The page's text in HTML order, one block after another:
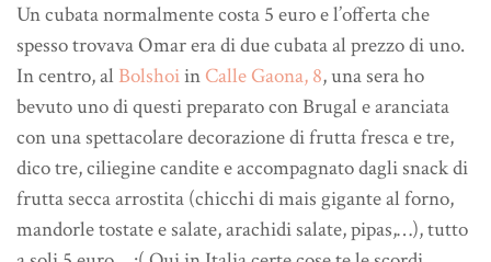
Un cubata normalmente costa 5 euro e l’offerta che
spesso trovava Omar era di due cubata al prezzo di uno.
In centro, al Bolshoiin Calle Gaona, 8, una sera ho
bevuto uno di questi preparato con Brugal e aranciata
con una spettacolare decorazione di frutta fresca e tre,
dico tre, ciliegine candite e accompagnato dagli snack di
frutta secca arrostita (chicchi di mais gigante al forno,
mandorle tostate e salate, arachidi salate, pipas,…), tutto